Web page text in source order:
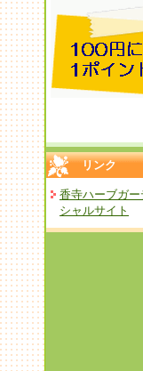
リンク
香寺ハーブガ
シャルサイト